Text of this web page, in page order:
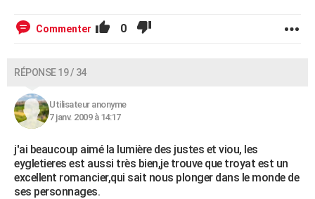
Commenter 0
RÉPONSE 19 / 34
Utilisateur anonyme
7 janv. 2009 à 14:17
j'ai beaucoup aimé la lumière des justes et viou, les
eygletieres est aussi très bien,je trouve que troyat est un
excellent romancier,qui sait nous plonger dans le monde de
ses personnages.